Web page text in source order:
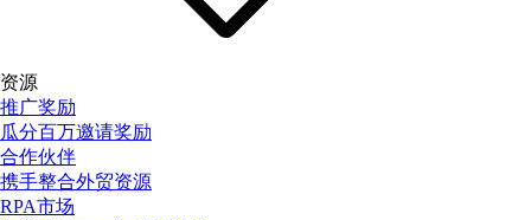
资源
推广奖励
瓜分百万邀请奖励
合作伙伴
携手整合外贸资源
RPA市场